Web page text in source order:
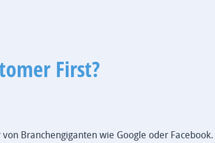
First?
Branchengiganten wie Google oder Facebook.